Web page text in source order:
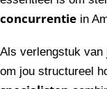
concurrentie in
Als verlengstuk van
om jou structureel